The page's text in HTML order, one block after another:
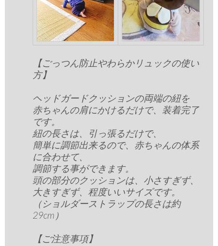
【ごっつん防止やわらかリュックの使い
方】
ヘッドガードクッションの両端の紐を
赤ちゃんの肩にかけるだけで、装着完了
です。
紐の長さは、引っ張るだけで、
簡単に調節出来るので、赤ちゃんの体系
に合わせて、
調節する事ができます。
頭の部分のクッションは、小さすぎず、
大きすぎず、程度いいサイズです。
（ショルダーストラップの長さは約
29cm）
【ご注意事項】